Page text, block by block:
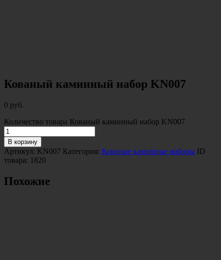
Кованый каминный набор KN007
0 руб.
Количество товара Кованый каминный набор KN007
В корзину
Артикул: KN007 Категория: Кованые каминные наборы ID
товара: 1820
Похожие